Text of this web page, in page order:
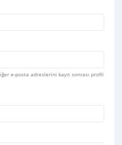
e-posta adreslerini kayıt sonrası profil